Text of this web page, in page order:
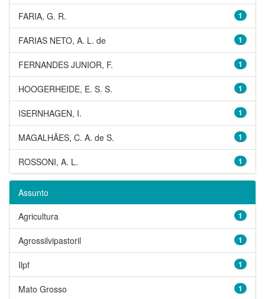
1
FARIA, G. R.
1
FARIAS NETO, A. L. de
1
FERNANDES JUNIOR, F.
1
HOOGERHEIDE, E. S. S.
1
ISERNHAGEN, I.
1
MAGALHÃES, C. A. de S.
1
ROSSONI, A. L.
Assunto
1
Agricultura
1
Agrossilvipastoril
1
Ilpf
1
Mato Grosso